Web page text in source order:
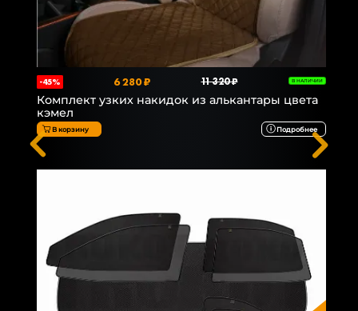
-45% 6 280 ₽ 11 320 ₽ В НАЛИЧИИ
Комплект узких накидок из алькантары цвета
кэмел
В корзину Подробнее